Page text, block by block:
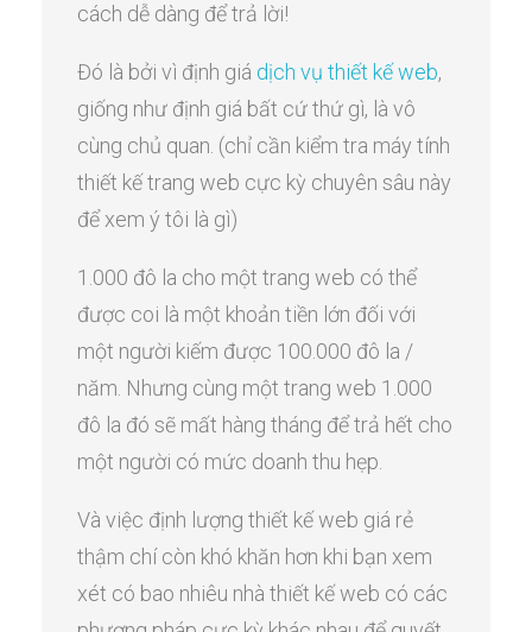
cách dễ dàng để trả lời!
Đó là bởi vì định giá dịch vụ thiết kế web,
giống như định giá bất cứ thứ gì, là vô
cùng chủ quan. (chỉ cần kiểm tra máy tính
thiết kế trang web cực kỳ chuyên sâu này
để xem ý tôi là gì)
1.000 đô la cho một trang web có thể
được coi là một khoản tiền lớn đối với
một người kiếm được 100.000 đô la /
năm. Nhưng cùng một trang web 1.000
đô la đó sẽ mất hàng tháng để trả hết cho
một người có mức doanh thu hẹp.
Và việc định lượng thiết kế web giá rẻ
thậm chí còn khó khăn hơn khi bạn xem
xét có bao nhiêu nhà thiết kế web có các